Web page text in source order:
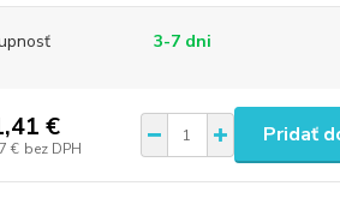
3-7 dni
€
€ bez DPH
Pridať